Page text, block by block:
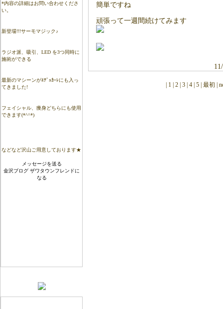
*内容の詳細はお問い合わせくださ
い。
新登場!!!サーモマジック♪
ラジオ派、吸引、LED を3つ同時に
施術ができる
最新のマシーンがｴﾃﾞｭｶｰﾚにも入っ
てきました!
フェイシャル、痩身どちらにも使用
できます(*^^*)
などなど沢山ご用意しております★
メッセージを送る
金沢ブログ ザワタウンフレンドに
なる
簡単ですね
頑張って一週間続けてみます
| 1 | 2 | 3 | 4 | 5 | 最初 |